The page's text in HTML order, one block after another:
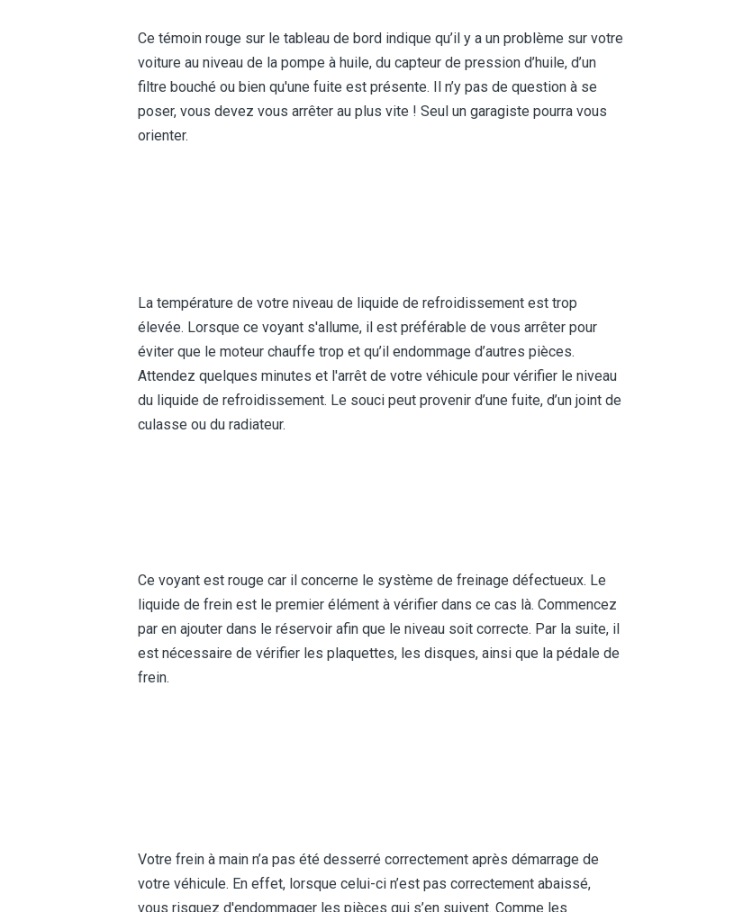
Ce témoin rouge sur le tableau de bord indique qu’il y a un problème sur votre
voiture au niveau de la pompe à huile, du capteur de pression d’huile, d’un
filtre bouché ou bien qu'une fuite est présente. Il n’y pas de question à se
poser, vous devez vous arrêter au plus vite ! Seul un garagiste pourra vous
orienter.
La température de votre niveau de liquide de refroidissement est trop
élevée. Lorsque ce voyant s'allume, il est préférable de vous arrêter pour
éviter que le moteur chauffe trop et qu’il endommage d’autres pièces.
Attendez quelques minutes et l'arrêt de votre véhicule pour vérifier le niveau
du liquide de refroidissement. Le souci peut provenir d’une fuite, d’un joint de
culasse ou du radiateur.
Ce voyant est rouge car il concerne le système de freinage défectueux. Le
liquide de frein est le premier élément à vérifier dans ce cas là. Commencez
par en ajouter dans le réservoir afin que le niveau soit correcte. Par la suite, il
est nécessaire de vérifier les plaquettes, les disques, ainsi que la pédale de
frein.
Votre frein à main n’a pas été desserré correctement après démarrage de
votre véhicule. En effet, lorsque celui-ci n’est pas correctement abaissé,
vous risquez d'endommager les pièces qui s’en suivent. Comme les